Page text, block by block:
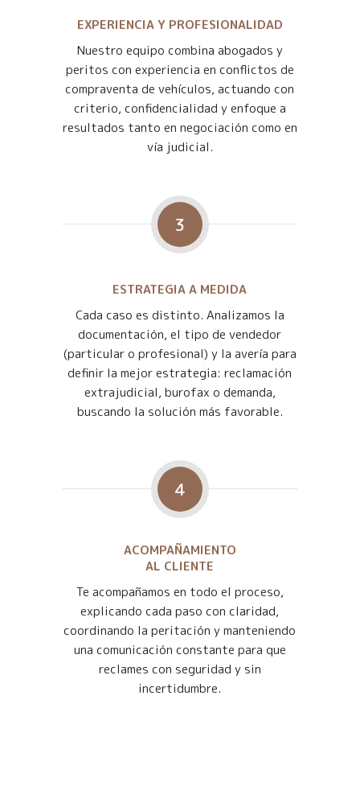
EXPERIENCIA Y PROFESIONALIDAD
Nuestro equipo combina abogados y
peritos con experiencia en conflictos de
compraventa de vehículos, actuando con
criterio, confidencialidad y enfoque a
resultados tanto en negociación como en
vía judicial.
3
ESTRATEGIA A MEDIDA
Cada caso es distinto. Analizamos la
documentación, el tipo de vendedor
(particular o profesional) y la avería para
definir la mejor estrategia: reclamación
extrajudicial, burofax o demanda,
buscando la solución más favorable.
4
ACOMPAÑAMIENTO
AL CLIENTE
Te acompañamos en todo el proceso,
explicando cada paso con claridad,
coordinando la peritación y manteniendo
una comunicación constante para que
reclames con seguridad y sin
incertidumbre.